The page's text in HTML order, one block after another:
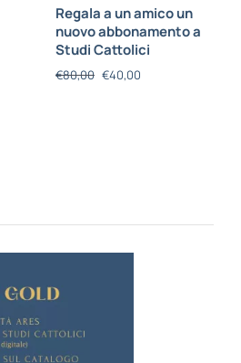
Regala a un amico un
nuovo abbonamento a
Studi Cattolici
€80,00 €40,00